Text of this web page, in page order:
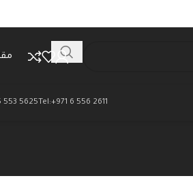
Tel:+971 6 556 2611
553 5625